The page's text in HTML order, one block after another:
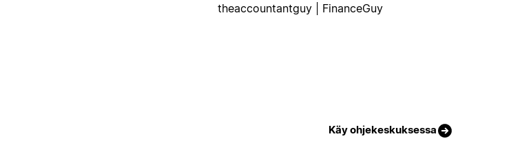
theaccountantguy | FinanceGuy
Käy ohjekeskuksessa